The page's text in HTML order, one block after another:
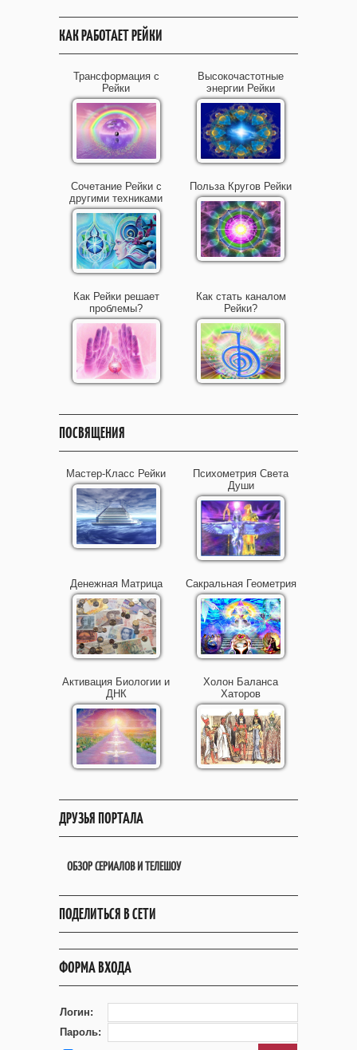
КАК РАБОТАЕТ РЕЙКИ
Трансформация с
Рейки
Высокочастотные
энергии Рейки
Сочетание Рейки с
другими техниками
Польза Кругов Рейки
Как Рейки решает
проблемы?
Как стать каналом
Рейки?
ПОСВЯЩЕНИЯ
Мастер-Класс Рейки
Психометрия Света
Души
Денежная Матрица Сакральная Геометрия
Активация Биологии и
ДНК
Холон Баланса
Хаторов
ДРУЗЬЯ ПОРТАЛА
ОБЗОР СЕРИАЛОВ И ТЕЛЕШОУ
ПОДЕЛИТЬСЯ В СЕТИ
ФОРМА ВХОДА
Логин:
Пароль: